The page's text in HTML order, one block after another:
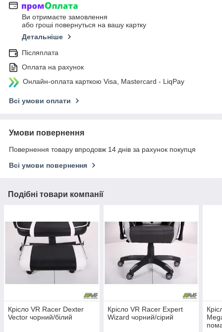
Ви отримаєте замовлення
або гроші повернуться на вашу картку
Детальніше
Післяплата
Оплата на рахунок
Онлайн-оплата карткою Visa, Mastercard - LiqPay
Всі умови оплати
Умови повернення
Повернення товару впродовж 14 днів за рахунок покупця
Всі умови повернення
Подібні товари компанії
Крісло VR Racer Dexter
Vector чорний/білий
Крісло VR Racer Expert
Wizard чорний/сірий